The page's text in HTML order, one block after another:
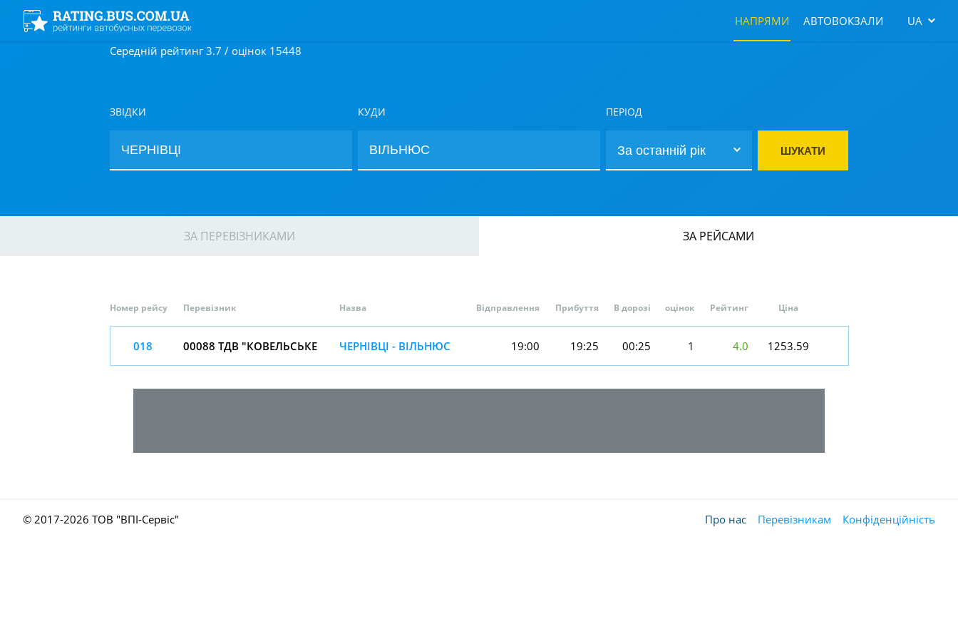
НАПРЯМИ АВТОВОКЗАЛИ UA
Середній рейтинг 3.7 / оцінок 15448
ЗВІДКИ КУДИ ПЕРІОД
ШУКАТИ
ЗА ПЕРЕВІЗНИКАМИ ЗА РЕЙСАМИ
Номер рейсу Перевізник Назва Відправлення Прибуття В дорозі оцінок Рейтинг Ціна
018 00088 ТДВ "КОВЕЛЬСЬКЕ ЧЕРНІВЦІ - ВІЛЬНЮС 19:00 19:25 00:25 1 4.0 1253.59
© 2017-2026 ТОВ "ВПІ-Сервіс" Про нас Перевізникам Конфіденційність